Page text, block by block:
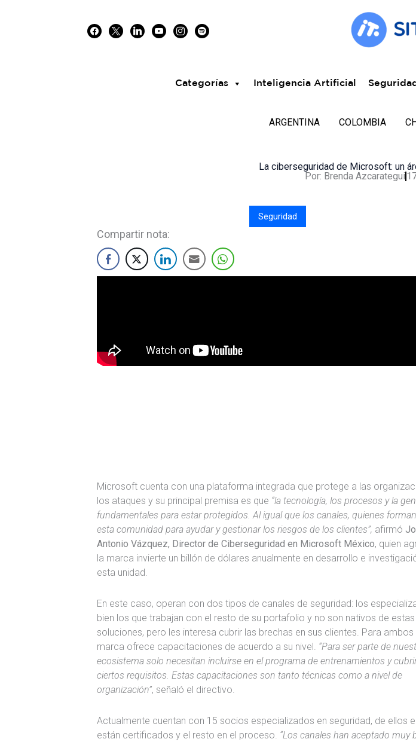
Categorías Inteligencia Artificial Seguridad
ARGENTINA COLOMBIA
La ciberseguridad de Microsoft: un
Por: Brenda Azcarategui
Seguridad
Compartir nota:
Microsoft cuenta con una plataforma integrada que protege a las
los ataques y su principal premisa es que “la tecnología, los procesos y la
fundamentales para estar protegidos. Al igual que los canales, quienes
esta comunidad para ayudar y gestionar los riesgos de los clientes”, afirmó
Antonio Vázquez, Director de Ciberseguridad en Microsoft México, quien
la marca invierte un billón de dólares anualmente en desarrollo e
esta unidad.
En este caso, operan con dos tipos de canales de seguridad: los
bien los que trabajan con el resto de su portafolio y no son nativos de estas
soluciones, pero les interesa cubrir las brechas en sus clientes. Para ambos
marca ofrece capacitaciones de acuerdo a su nivel. “Para ser parte de
ecosistema solo necesitan incluirse en el programa de entrenamientos y
ciertos requisitos. Estas capacitaciones son tanto técnicas como a nivel de
organización”, señaló el directivo.
Actualmente cuentan con 15 socios especializados en seguridad, de ellos
están certificados y el resto en el proceso. “Los canales han aceptado muy